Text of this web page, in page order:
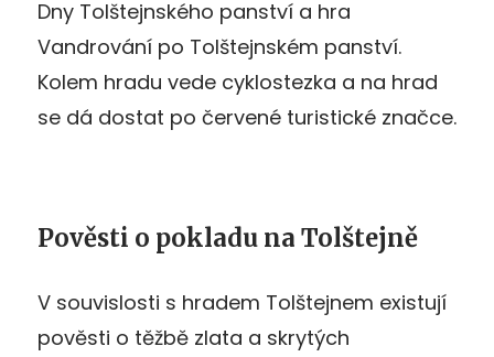
Dny Tolštejnského panství a hra
Vandrování po Tolštejnském panství.
Kolem hradu vede cyklostezka a na hrad
se dá dostat po červené turistické značce.
Pověsti o pokladu na Tolštejně
V souvislosti s hradem Tolštejnem existují
pověsti o těžbě zlata a skrytých